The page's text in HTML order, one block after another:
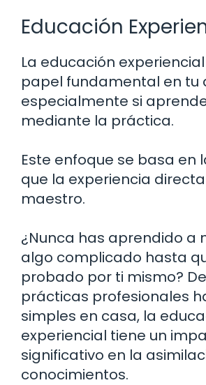
Educación
La educación
papel fundamental en tu
especialmente si
mediante la práctica.
Este enfoque se basa en
que la experiencia
maestro.
¿Nunca has aprendido a
algo complicado hasta
probado por ti mismo?
prácticas profesionales
simples en casa, la
experiencial tiene un
significativo en la
conocimientos.